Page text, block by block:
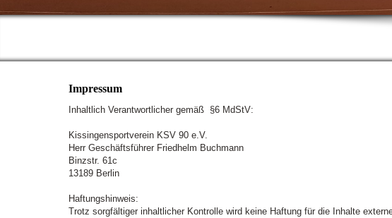
Impressum
Inhaltlich Verantwortlicher gemäß §6 MdStV:
Kissingensportverein KSV 90 e.V.
Herr Geschäftsführer Friedhelm Buchmann
Binzstr. 61c
13189 Berlin
Haftungshinweis:
Trotz sorgfältiger inhaltlicher Kontrolle wird keine Haftung für die Inhalte